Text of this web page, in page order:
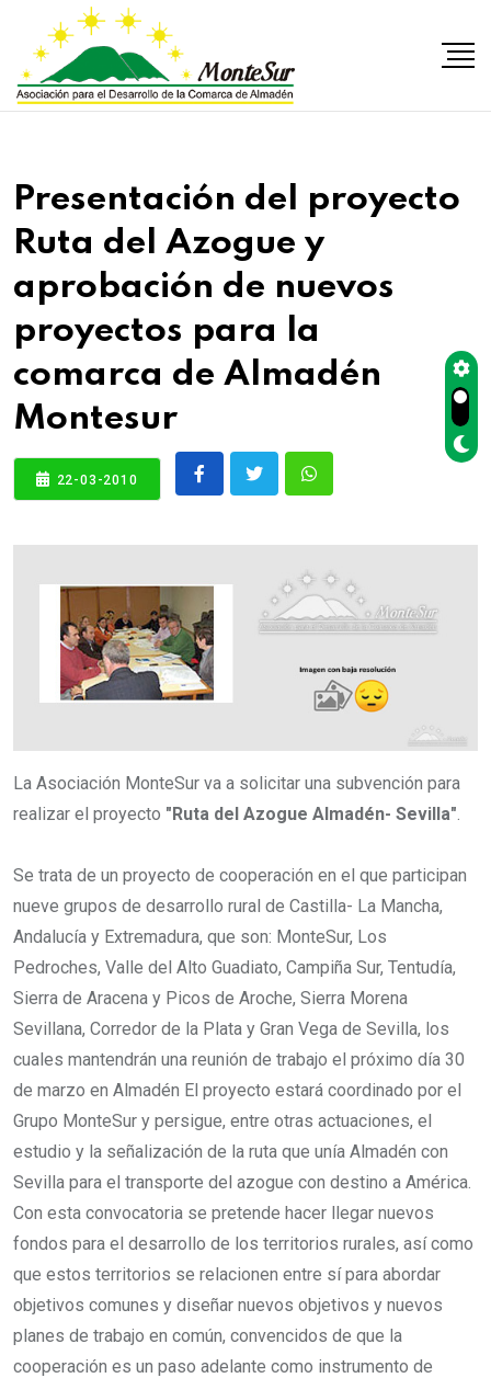
Presentación del proyecto
Ruta del Azogue y
aprobación de nuevos
proyectos para la
comarca de Almadén
Montesur
22-03-2010
La Asociación MonteSur va a solicitar una subvención para
realizar el proyecto "Ruta del Azogue Almadén- Sevilla"
Se trata de un proyecto de cooperación en el que participan
nueve grupos de desarrollo rural de Castilla- La Mancha,
Andalucía y Extremadura, que son: MonteSur, Los
Pedroches, Valle del Alto Guadiato, Campiña Sur, Tentudía,
Sierra de Aracena y Picos de Aroche, Sierra Morena
Sevillana, Corredor de la Plata y Gran Vega de Sevilla, los
cuales mantendrán una reunión de trabajo el próximo día 30
de marzo en Almadén El proyecto estará coordinado por el
Grupo MonteSur y persigue, entre otras actuaciones, el
estudio y la señalización de la ruta que unía Almadén con
Sevilla para el transporte del azogue con destino a América.
Con esta convocatoria se pretende hacer llegar nuevos
fondos para el desarrollo de los territorios rurales, así como
que estos territorios se relacionen entre sí para abordar
objetivos comunes y diseñar nuevos objetivos y nuevos
planes de trabajo en común, convencidos de que la
cooperación es un paso adelante como instrumento de